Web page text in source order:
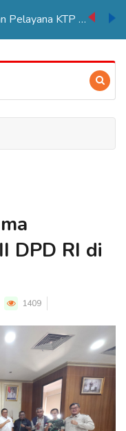
Kadisdukcapil Merauke Tegaskan Pelayana KTP Sesuai SOP
DPD RI di
1409